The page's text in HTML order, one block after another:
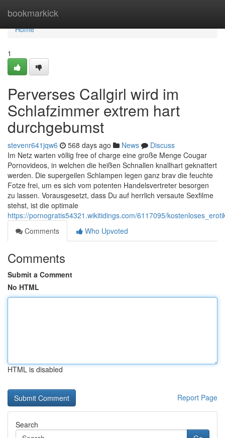
bookmarkick
Home
Home
1
Perverses Callgirl wird im
Schlafzimmer extrem hart
durchgebumst
stevenr641jqw6 568 days ago News
Discuss
Im Netz warten völlig free of charge eine große Menge Cougar
Pornovideos, in welchen die heißen Schnallen knallhart geknattert
werden. Die supergeilen Schlampen legen ganz brav die feuchte
Fotze frei, um es sich vom potenten Handelsvertreter besorgen
zu lassen. Vorausgesetzt, dass Du auf herrlich versaute Sexfilme
stehst, ist die optimale
https://pornogratis54321.wikitidings.com/6117095/
Comments
Who Upvoted
Comments
Submit a Comment
No HTML
HTML is disabled
Report Page
Search